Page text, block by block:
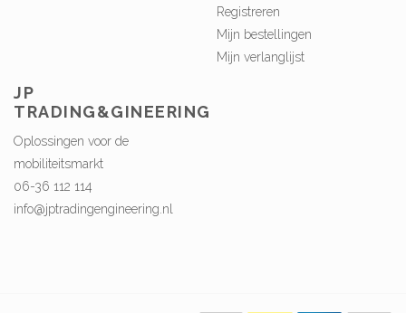
Registreren
Mijn bestellingen
Mijn verlanglijst
JP
TRADING&GINEERING
Oplossingen voor de
mobiliteitsmarkt
06-36 112 114
info@jptradingengineering.nl